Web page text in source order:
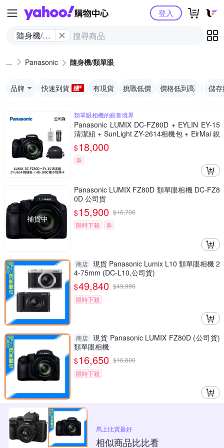
Yahoo購物中心
隨身機/類
登入
Panasonic 隨身機/類單眼
品牌 快速到貨 有現貨 挑戰低價 價格低到高 儲
類單眼相機的嶄新境界
Panasonic LUMIX DC-FZ80D + EYLIN EY-15
清潔組 + SunLight ZY-2614相機包 + EirMai 銳
瑪 HD-100C電子除濕卡 FZ80D (公司貨)
$18,000
券
補貨中
Panasonic LUMIX FZ80D 類單眼相機 DC-FZ8
0D 公司貨
$15,900 $16,736
限時下殺
券
商店 現貨 Panasonic Lumix L10 類單眼相機 2
4-75mm (DC-L10,公司貨)
$49,840 $49,990
限時下殺
商店 現貨 Panasonic LUMIX FZ80D (公司貨)
類單眼相機
$16,650 $16,800
限時下殺
馬上比買最好
相似商品比比看